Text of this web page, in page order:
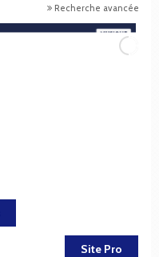
Recherche avancée
Site Pro